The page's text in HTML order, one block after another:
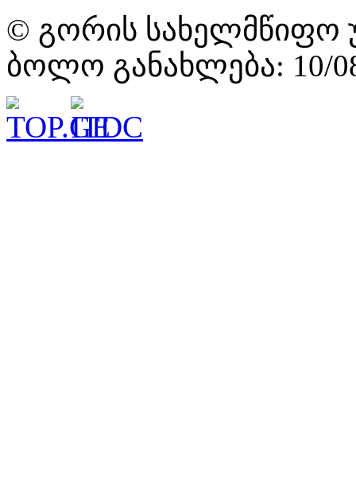
© გორის სახელმწიფო
ბოლო განახლება: 10/